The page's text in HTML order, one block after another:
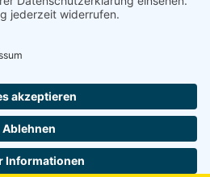
Desktop-Version